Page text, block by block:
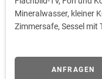
Mineralwasser, kleiner
Zimmersafe, Sessel mit
ANFRAGEN